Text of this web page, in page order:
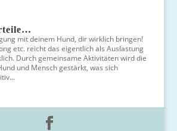
mit deinem Hund, dir wirklich bringen!
etc. reicht das eigentlich als Auslastung
Durch gemeinsame Aktivitäten wird die
und Mensch gestärkt, was sich